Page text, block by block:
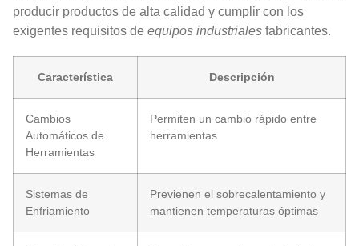
producir productos de alta calidad y cumplir con los
exigentes requisitos de equipos industriales fabricantes.
Característica Descripción
Cambios
Automáticos de
Herramientas
Permiten un cambio rápido entre
herramientas
Sistemas de
Enfriamiento
Previenen el sobrecalentamiento y
mantienen temperaturas óptimas